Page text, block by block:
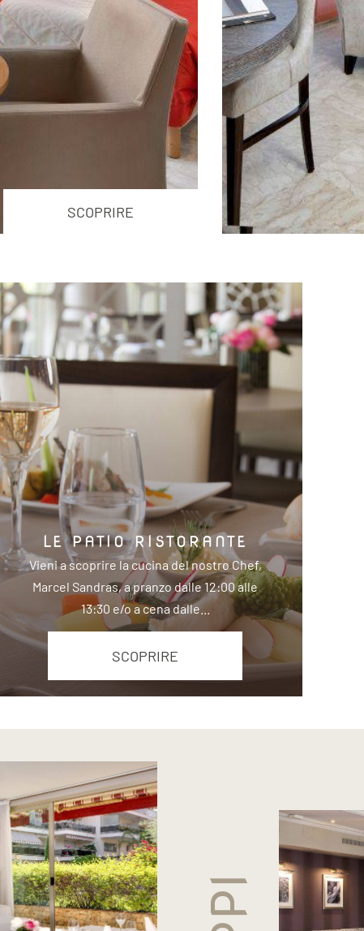
SCOPRIRE
LE PATIO RISTORANTE
Vieni a scoprire la cucina del nostro Chef,
Marcel Sandras, a pranzo dalle 12:00 alle
13:30 e/o a cena dalle...
SCOPRIRE